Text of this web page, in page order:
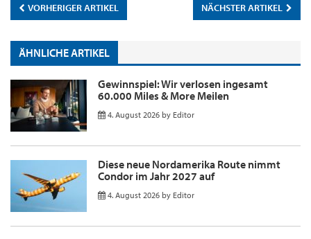
VORHERIGER ARTIKEL NÄCHSTER ARTIKEL
ÄHNLICHE ARTIKEL
Gewinnspiel: Wir verlosen ingesamt
60.000 Miles & More Meilen
4. August 2026 by Editor
Diese neue Nordamerika Route nimmt
Condor im Jahr 2027 auf
4. August 2026 by Editor